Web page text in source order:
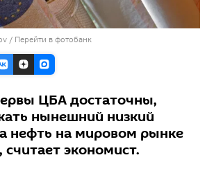
/ Перейти в фотобанк
ЦБА достаточны,
нынешний низкий
нефть на мировом рынке
экономист.